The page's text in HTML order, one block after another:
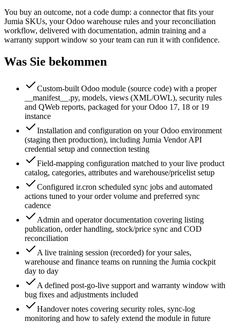
You buy an outcome, not a code dump: a connector that fits your
Jumia SKUs, your Odoo warehouse rules and your reconciliation
workflow, delivered with documentation, admin training and a
warranty support window so your team can run it with confidence.
Was Sie bekommen
Custom-built Odoo module (source code) with a proper
__manifest__.py, models, views (XML/OWL), security rules
and QWeb reports, packaged for your Odoo 17, 18 or 19
instance
Installation and configuration on your Odoo environment
(staging then production), including Jumia Vendor API
credential setup and connection testing
Field-mapping configuration matched to your live product
catalog, categories, attributes and warehouse/pricelist setup
Configured ir.cron scheduled sync jobs and automated
actions tuned to your order volume and preferred sync
cadence
Admin and operator documentation covering listing
publication, order handling, stock/price sync and COD
reconciliation
A live training session (recorded) for your sales,
warehouse and finance teams on running the Jumia cockpit
day to day
A defined post-go-live support and warranty window with
bug fixes and adjustments included
Handover notes covering security roles, sync-log
monitoring and how to safely extend the module in future